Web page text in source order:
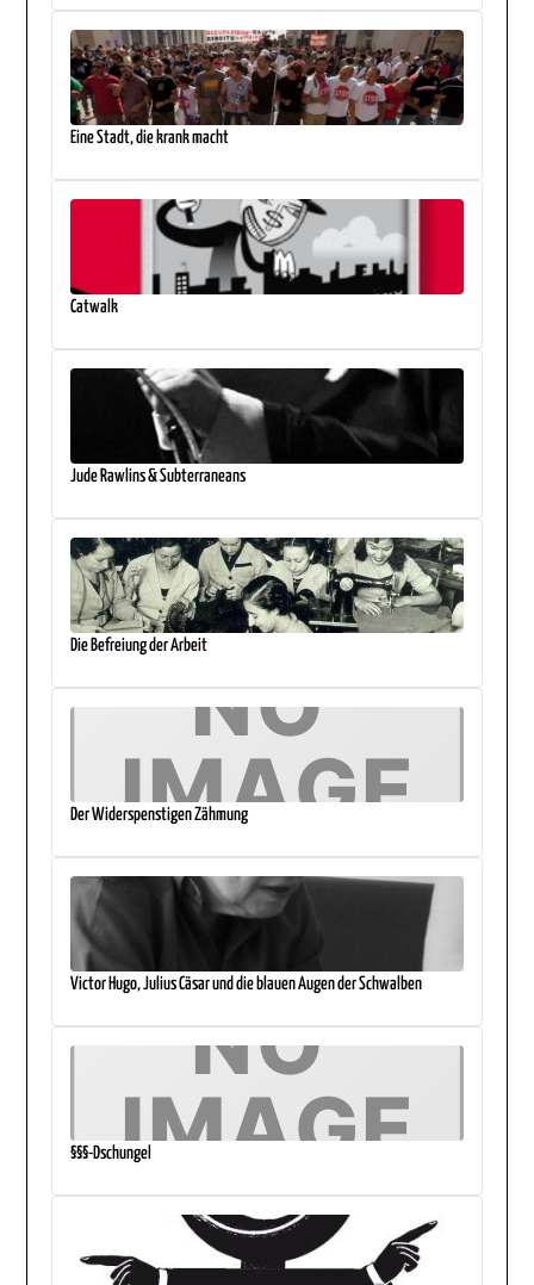
Eine Stadt, die krank macht
Catwalk
Jude Rawlins & Subterraneans
Die Befreiung der Arbeit
Der Widerspenstigen Zähmung
Victor Hugo, Julius Cäsar und die blauen Augen der Schwalben
§§§-Dschungel